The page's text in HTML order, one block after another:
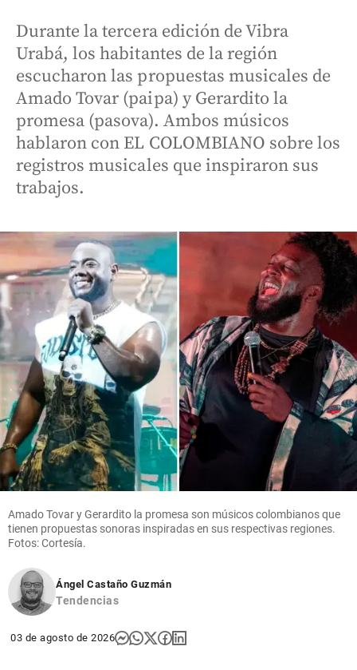
Durante la tercera edición de Vibra
Urabá, los habitantes de la región
escucharon las propuestas musicales de
Amado Tovar (paipa) y Gerardito la
promesa (pasova). Ambos músicos
hablaron con EL COLOMBIANO sobre los
registros musicales que inspiraron sus
trabajos.
Amado Tovar y Gerardito la promesa son músicos colombianos que
tienen propuestas sonoras inspiradas en sus respectivas regiones.
Fotos: Cortesía.
Ángel Castaño Guzmán
Tendencias
03 de agosto de 2026